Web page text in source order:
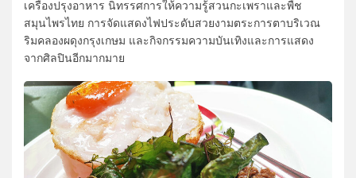
เครื่องปรุงอาหาร นิทรรศการให้ความรู้สวนกะเพราและพืช
สมุนไพรไทย การจัดแสดงไฟประดับสวยงามตระการตาบริเวณ
ริมคลองผดุงกรุงเกษม และกิจกรรมความบันเทิงและการแสดง
จากศิลปินอีกมากมาย